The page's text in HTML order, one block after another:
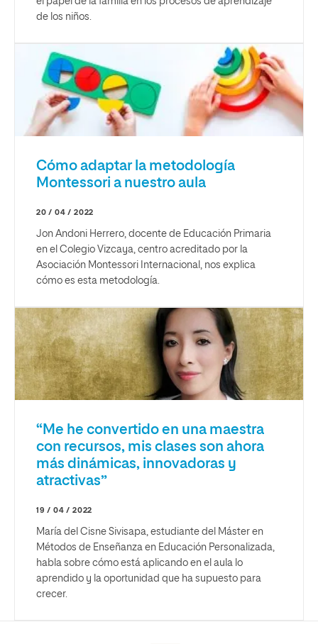
de los niños.
Cómo adaptar la metodología
Montessori a nuestro aula
20 / 04 / 2022
Jon Andoni Herrero, docente de Educación Primaria
en el Colegio Vizcaya, centro acreditado por la
Asociación Montessori Internacional, nos explica
cómo es esta metodología.
“Me he convertido en una maestra
con recursos, mis clases son ahora
más dinámicas, innovadoras y
atractivas”
19 / 04 / 2022
María del Cisne Sivisapa, estudiante del Máster en
Métodos de Enseñanza en Educación Personalizada,
habla sobre cómo está aplicando en el aula lo
aprendido y la oportunidad que ha supuesto para
crecer.